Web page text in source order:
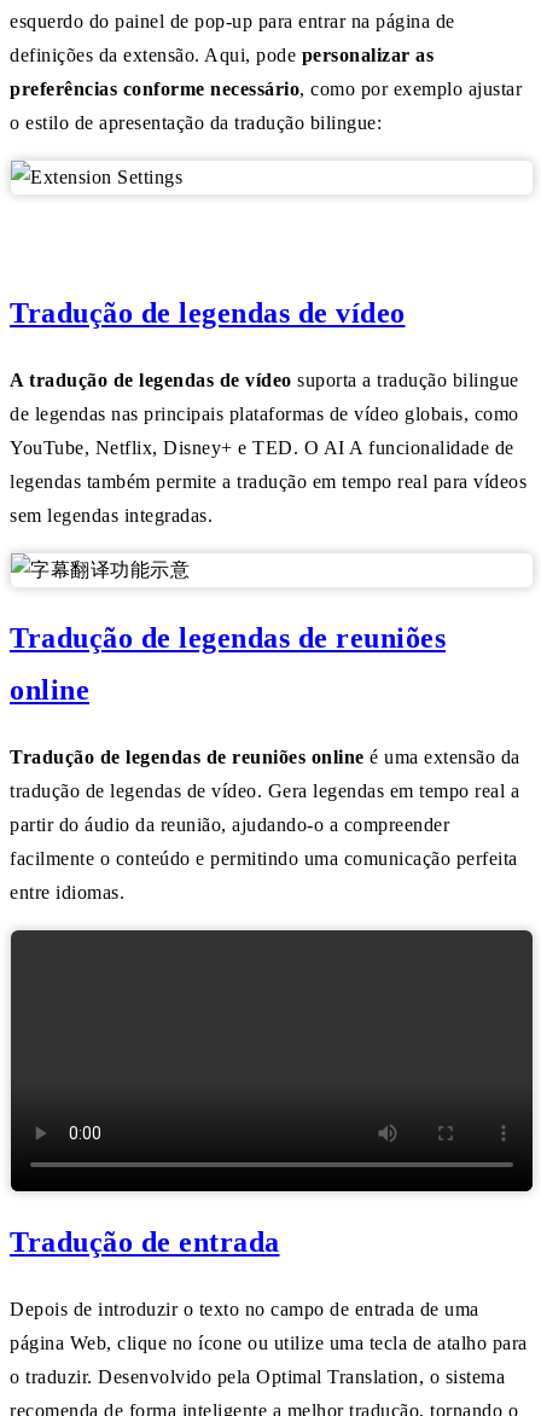
esquerdo do painel de pop-up para entrar na página de
definições da extensão. Aqui, pode personalizar as
preferências conforme necessário, como por exemplo ajustar
o estilo de apresentação da tradução bilingue:
Tradução de legendas de vídeo
A tradução de legendas de vídeo suporta a tradução bilingue
de legendas nas principais plataformas de vídeo globais, como
YouTube, Netflix, Disney+ e TED. O AI A funcionalidade de
legendas também permite a tradução em tempo real para vídeos
sem legendas integradas.
Tradução de legendas de reuniões
online
Tradução de legendas de reuniões online é uma extensão da
tradução de legendas de vídeo. Gera legendas em tempo real a
partir do áudio da reunião, ajudando-o a compreender
facilmente o conteúdo e permitindo uma comunicação perfeita
entre idiomas.
Tradução de entrada
Depois de introduzir o texto no campo de entrada de uma
página Web, clique no ícone ou utilize uma tecla de atalho para
o traduzir. Desenvolvido pela Optimal Translation, o sistema
recomenda de forma inteligente a melhor tradução, tornando o